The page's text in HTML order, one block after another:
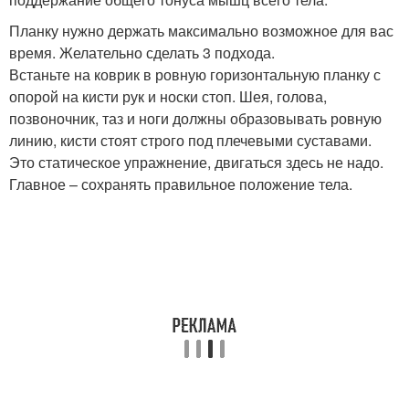
Планку нужно держать максимально возможное для вас
время. Желательно сделать 3 подхода.
Встаньте на коврик в ровную горизонтальную планку с
опорой на кисти рук и носки стоп. Шея, голова,
позвоночник, таз и ноги должны образовывать ровную
линию, кисти стоят строго под плечевыми суставами.
Это статическое упражнение, двигаться здесь не надо.
Главное – сохранять правильное положение тела.